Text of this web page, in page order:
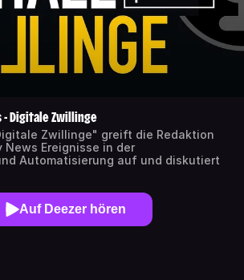
Digitale Zwillinge
Zwillinge" greift die Redaktion
News Ereignisse in der
Automatisierung auf und diskutiert
Auf Deezer hören